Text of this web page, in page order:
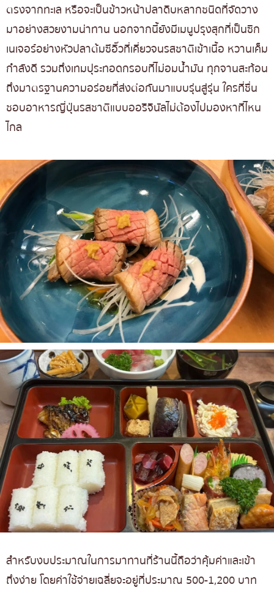
ตรงจากทะเล หรือจะเป็นข้าวหน้าปลาดิบหลากชนิดที่จัดวาง
มาอย่างสวยงามน่าทาน นอกจากนี้ยังมีเมนูปรุงสุกที่เป็นซิก
เนเจอร์อย่างหัวปลาต้มซีอิ๊วที่เคี่ยวจนรสชาติเข้าเนื้อ หวานเค็ม
กำลังดี รวมถึงเทมปุระทอดกรอบที่ไม่อมน้ำมัน ทุกจานสะท้อน
ถึงมาตรฐานความอร่อยที่ส่งต่อกันมาแบบรุ่นสู่รุ่น ใครที่ชื่น
ชอบอาหารญี่ปุ่นรสชาติแบบออริจินัลไม่ต้องไปมองหาที่ไหน
ไกล
สำหรับงบประมาณในการมาทานที่ร้านนี้ถือว่าคุ้มค่าและเข้า
ถึงง่าย โดยค่าใช้จ่ายเฉลี่ยจะอยู่ที่ประมาณ 500-1,200 บาท